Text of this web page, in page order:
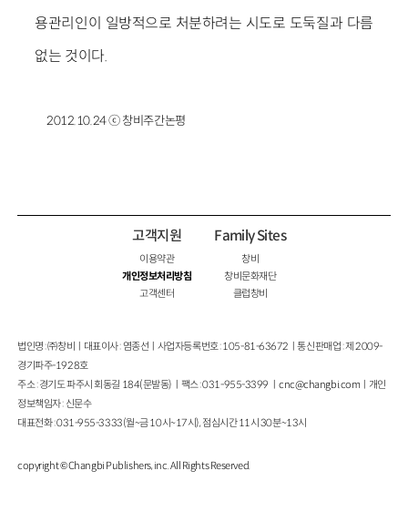
용관리인이 일방적으로 처분하려는 시도로 도둑질과 다름
없는 것이다.
2012.10.24 ⓒ 창비주간논평
고객지원
이용약관
개인정보처리방침
고객센터
Family Sites
창비
창비문화재단
클럽창비
법인명 : ㈜창비ㅣ대표이사 : 염종선ㅣ사업자등록번호 : 105-81-63672ㅣ통신판매업 : 제 2009-
경기파주-1928호
주소 : 경기도 파주시 회동길 184(문발동)ㅣ팩스 : 031-955-3399 ㅣcnc@changbi.com ㅣ개인
정보책임자 : 신문수
대표전화 : 031-955-3333(월~금 10시~17시), 점심시간 11시 30분~13시
copyright © Changbi Publishers, inc. All Rights Reserved.